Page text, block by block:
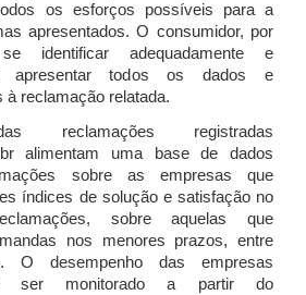
os esforços possíveis para a
apresentados. O consumidor, por
identificar adequadamente e
apresentar todos os dados e
à reclamação relatada.
reclamações registradas
alimentam uma base de dados
sobre as empresas que
índices de solução e satisfação no
sobre aquelas que
nos menores prazos, entre
O desempenho das empresas
ser monitorado a partir do